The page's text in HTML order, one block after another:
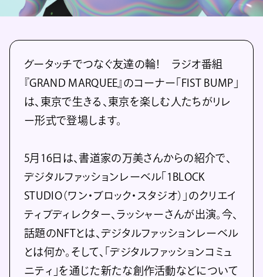
グータッチでつなぐ友達の輪！ ラジオ番組
『GRAND MARQUEE』のコーナー「FIST BUMP」
は、東京で生きる、東京を楽しむ人たちがリレ
ー形式で登場します。
5月16日は、書道家の万美さんからの紹介で、
デジタルファッションレーベル「1BLOCK
STUDIO（ワン・ブロック・スタジオ）」のクリエイ
ティブディレクター、ラッシャーさんが出演。今、
話題のNFTとは、デジタルファッションレーベル
とは何か。そして、「デジタルファッションコミュ
ニティ」を通じた新たな創作活動などについて